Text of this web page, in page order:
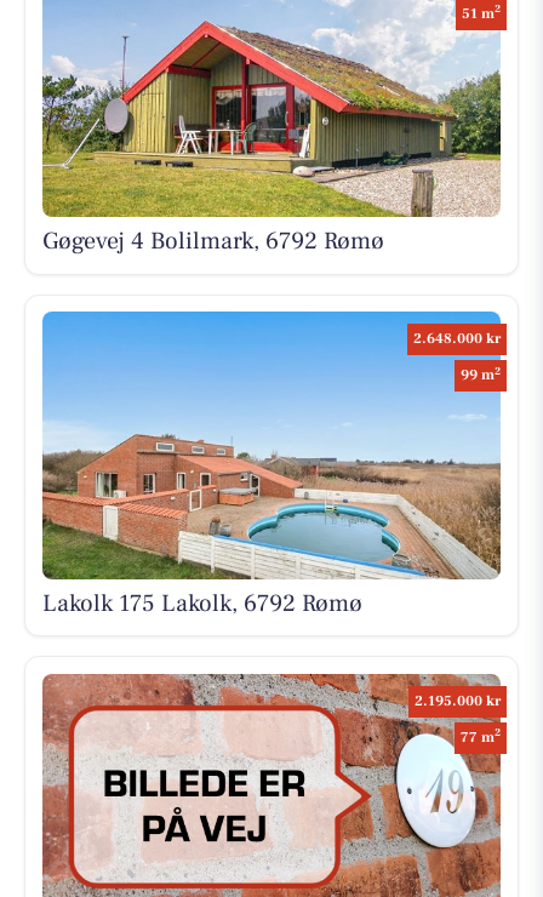
51 m2
Gøgevej 4 Bolilmark, 6792 Rømø
2.648.000 kr
99 m2
Lakolk 175 Lakolk, 6792 Rømø
2.195.000 kr
77 m2